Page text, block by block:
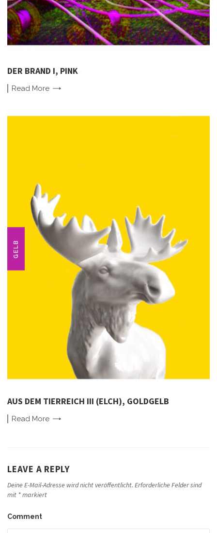
DER BRAND I, PINK
Read More
GELB
AUS DEM TIERREICH III (ELCH), GOLDGELB
Read More
LEAVE A REPLY
Deine E-Mail-Adresse wird nicht veröffentlicht. Erforderliche Felder sind
mit *markiert
Comment